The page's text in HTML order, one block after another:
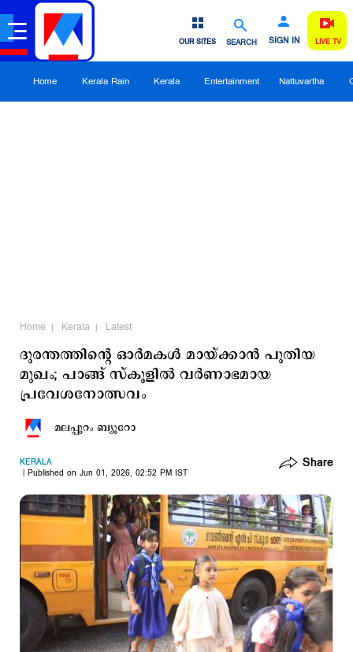
SEARCH SIGN IN
OUR SITES LIVE TV
Home Kerala Rain Kerala Entertainment Nattuvartha
Home Kerala Latest
ദുരന്തത്തിന്റെ ഓർമകൾ മായ്ക്കാൻ പുതിയ
മുഖം; പാങ്ങ് സ്കൂളിൽ വർണാഭമായ
പ്രവേശനോത്സവം
മലപ്പുറം ബ്യൂറോ
KERALA
Published on Jun 01, 2026, 02:52 PM IST
Share